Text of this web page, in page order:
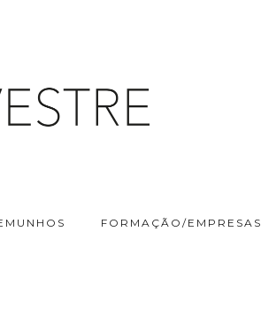
FORMAÇÃO/EMPRESAS